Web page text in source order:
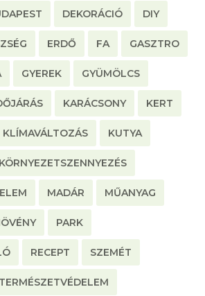
DEKORÁCIÓ DIY
ERDŐ FA GASZTRO
GYEREK GYÜMÖLCS
KARÁCSONY KERT
KLÍMAVÁLTOZÁS KUTYA
KÖRNYEZETSZENNYEZÉS
MADÁR MŰANYAG
PARK
RECEPT SZEMÉT
TERMÉSZETVÉDELEM